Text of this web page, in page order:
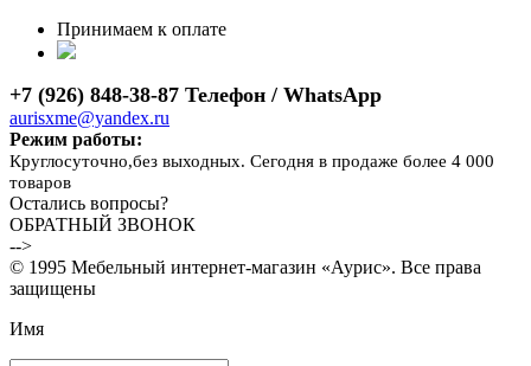
Принимаем к оплате
+7 (926) 848-38-87 Телефон / WhatsApp
aurisxme@yandex.ru
Режим работы:
Круглосуточно,без выходных. Сегодня в продаже более 4 000
товаров
Остались вопросы?
ОБРАТНЫЙ ЗВОНОК
-->
© 1995 Мебельный интернет-магазин «Аурис». Все права
защищены
Имя